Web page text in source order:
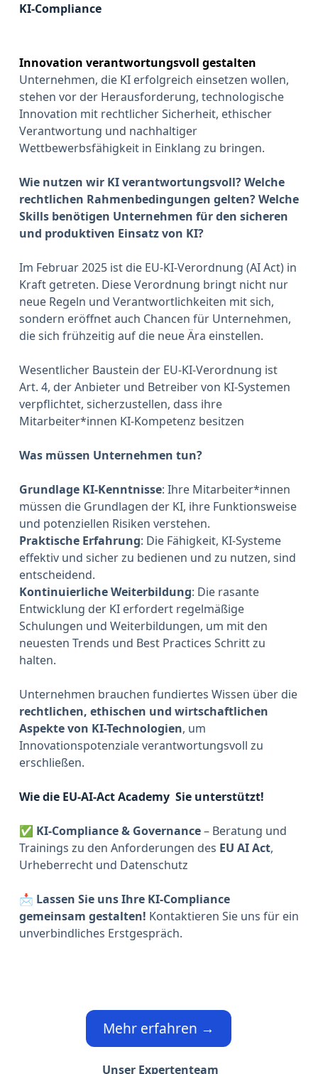
KI-Compliance
Innovation verantwortungsvoll gestalten
Unternehmen, die KI erfolgreich einsetzen wollen,
stehen vor der Herausforderung, technologische
Innovation mit rechtlicher Sicherheit, ethischer
Verantwortung und nachhaltiger
Wettbewerbsfähigkeit in Einklang zu bringen.
Wie nutzen wir KI verantwortungsvoll? Welche
rechtlichen Rahmenbedingungen gelten? Welche
Skills benötigen Unternehmen für den sicheren
und produktiven Einsatz von KI?
Im Februar 2025 ist die EU-KI-Verordnung (AI Act)in
Kraft getreten. Diese Verordnung bringt nicht nur
neue Regeln und Verantwortlichkeiten mit sich,
sondern eröffnet auch Chancen für Unternehmen,
die sich frühzeitig auf die neue Ära einstellen.
Wesentlicher Baustein der EU-KI-Verordnung ist
Art. 4, der Anbieter und Betreiber von KI-Systemen
verpflichtet, sicherzustellen, dass ihre
Mitarbeiter*innen KI-Kompetenz besitzen
Was müssen Unternehmen tun?
Grundlage KI-Kenntnisse: Ihre Mitarbeiter*innen
müssen die Grundlagen der KI, ihre Funktionsweise
und potenziellen Risiken verstehen.
Praktische Erfahrung: Die Fähigkeit, KI-Systeme
effektiv und sicher zu bedienen und zu nutzen, sind
entscheidend.
Kontinuierliche Weiterbildung: Die rasante
Entwicklung der KI erfordert regelmäßige
Schulungen und Weiterbildungen, um mit den
neuesten Trends und Best Practices Schritt zu
halten.
Unternehmen brauchen fundiertes Wissen über die
rechtlichen, ethischen und wirtschaftlichen
Aspekte von KI-Technologien, um
Innovationspotenziale verantwortungsvoll zu
erschließen.
Wie die EU-AI-Act Academy Sie unterstützt!
✅ KI-Compliance & Governance– Beratung und
Trainings zu den Anforderungen des EU AI Act,
Urheberrecht und Datenschutz
📩 Lassen Sie uns Ihre KI-Compliance
gemeinsam gestalten! Kontaktieren Sie uns für ein
unverbindliches Erstgespräch.
Mehr erfahren →
Unser Expertenteam